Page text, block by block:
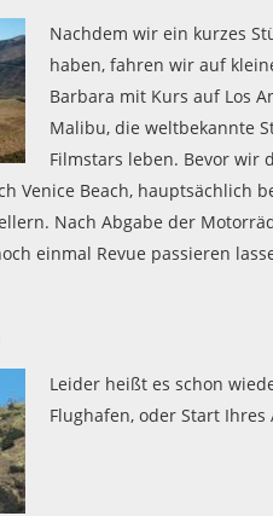
Nachdem wir ein kurzes
haben, fahren wir auf
Barbara mit Kurs auf Los
Malibu, die weltbekannte
Filmstars leben. Bevor wir
Venice Beach, hauptsächlich
Nach Abgabe der
einmal Revue passieren
Leider heißt es schon
Flughafen, oder Start